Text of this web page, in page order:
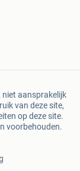
aansprakelijk
van deze site,
op deze site.
voorbehouden.